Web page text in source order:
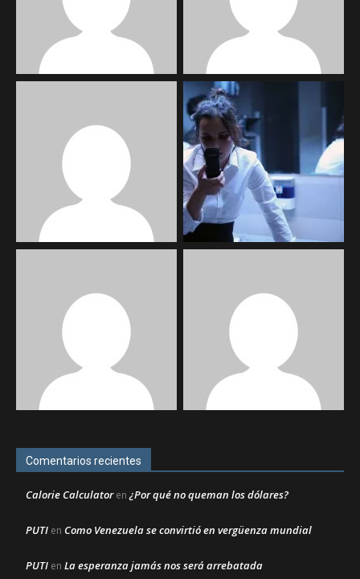
Comentarios recientes
Calorie Calculatoren¿Por qué no queman los dólares?
PUTI en Como Venezuela se convirtió en vergüenza mundial
PUTI en La esperanza jamás nos será arrebatada